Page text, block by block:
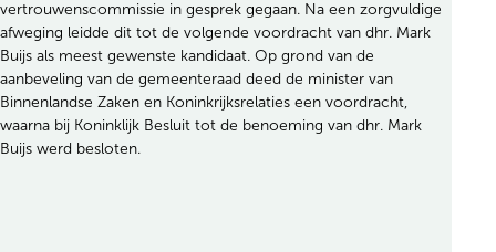
vertrouwenscommissie in gesprek gegaan. Na een zorgvuldige
afweging leidde dit tot de volgende voordracht van dhr. Mark
Buijs als meest gewenste kandidaat. Op grond van de
aanbeveling van de gemeenteraad deed de minister van
Binnenlandse Zaken en Koninkrijksrelaties een voordracht,
waarna bij Koninklijk Besluit tot de benoeming van dhr. Mark
Buijs werd besloten.